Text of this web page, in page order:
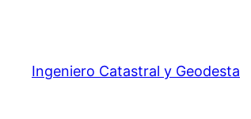
Ingeniero Catastral y Geodesta